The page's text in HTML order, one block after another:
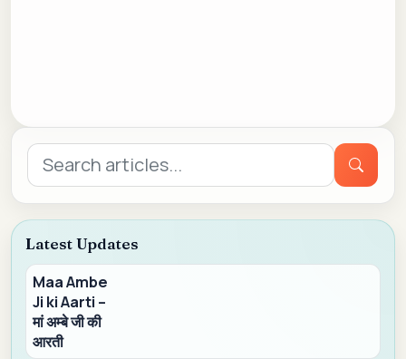
Search
for:
Latest Updates
Maa Ambe
Ji ki Aarti –
मां अम्बे जी की
आरती